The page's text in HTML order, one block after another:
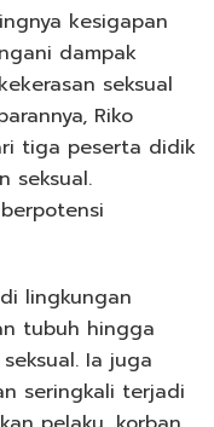
kesigapan
dampak
seksual
Riko
tiga peserta didik
seksual.
lingkungan
tubuh hingga
Ia juga
seringkali terjadi